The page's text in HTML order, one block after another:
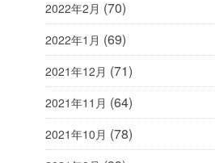
2022年2月 (70)
2022年1月 (69)
2021年12月 (71)
2021年11月 (64)
2021年10月 (78)